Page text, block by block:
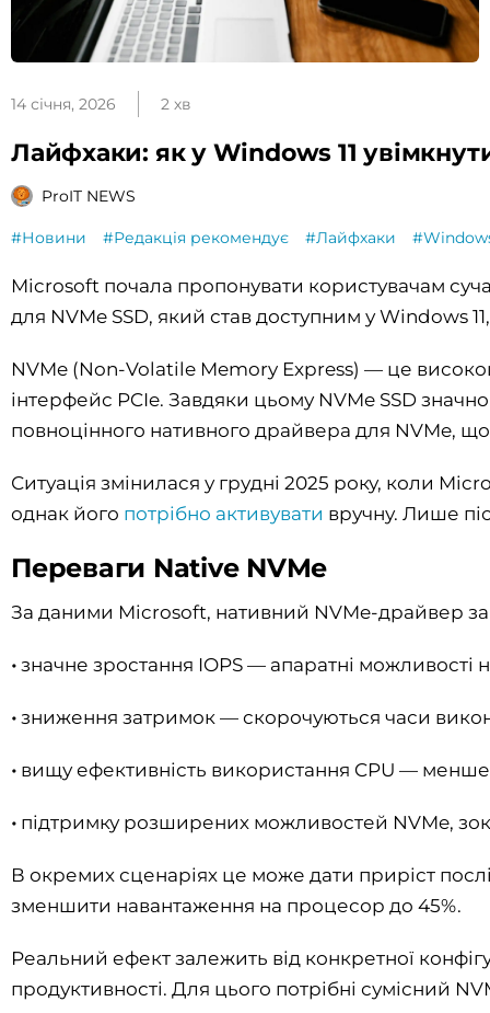
14 січня, 2026 2 хв
Лайфхаки: як у Windows 11
ProIT NEWS
#Новини #Редакція рекомендує #Лайфхаки
Microsoft почала пропонувати користувачам
для NVMe SSD, який став доступним у Windows
NVMe (Non-Volatile Memory Express) — це
інтерфейс PCIe. Завдяки цьому NVMe SSD
повноцінного нативного драйвера для NVMe,
Ситуація змінилася у грудні 2025 року, коли
однак його потрібно активувати вручну. Лише
Переваги Native NVMe
За даними Microsoft, нативний NVMe-драйвер
• значне зростання IOPS — апаратні можливості
• зниження затримок — скорочуються часи
• вищу ефективність використання CPU —
• підтримку розширених можливостей NVMe,
В окремих сценаріях це може дати приріст
зменшити навантаження на процесор до 45%.
Реальний ефект залежить від конкретної
продуктивності. Для цього потрібні сумісний